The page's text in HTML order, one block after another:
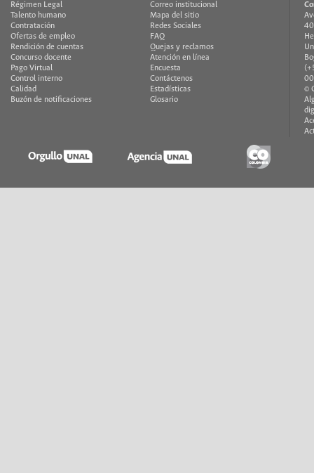
Régimen Legal
Talento humano
Contratación
Ofertas de empleo
Rendición de cuentas
Concurso docente
Pago Virtual
Control interno
Calidad
Buzón de notificaciones
Correo institucional
Mapa del sitio
Redes Sociales
FAQ
Quejas y reclamos
Atención en línea
Encuesta
Contáctenos
Estadísticas
Glosario
©